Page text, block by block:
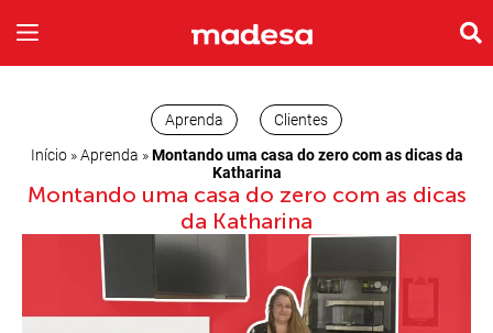
Início»Aprenda »Montando uma casa do zero com as dicas da
Katharina
Aprenda Clientes
Montando uma casa do zero com as dicas
da Katharina